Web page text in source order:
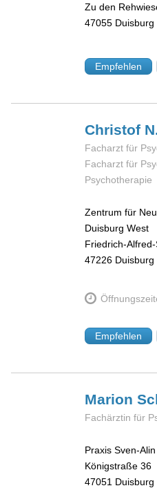
Zu den
47055 Duisburg
Empfehlen
Christof
Facharzt für
Facharzt für
Psychotherapie
Zentrum für
Duisburg West
Friedrich-
47226 Duisburg
Empfehlen
Marion
Fachärztin für
Praxis Sven-
Königstraße 36
47051 Duisburg